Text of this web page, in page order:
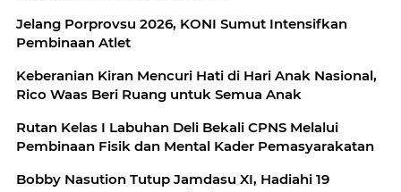
Jelang Porprovsu 2026, KONI Sumut Intensifkan
Pembinaan Atlet
Keberanian Kiran Mencuri Hati di Hari Anak Nasional,
Rico Waas Beri Ruang untuk Semua Anak
Rutan Kelas I Labuhan Deli Bekali CPNS Melalui
Pembinaan Fisik dan Mental Kader Pemasyarakatan
Bobby Nasution Tutup Jamdasu XI, Hadiahi 19